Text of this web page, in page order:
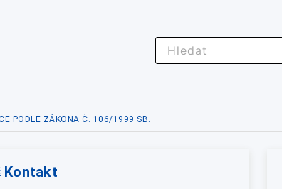
PODLE ZÁKONA Č. 106/1999 SB.
Kontakt